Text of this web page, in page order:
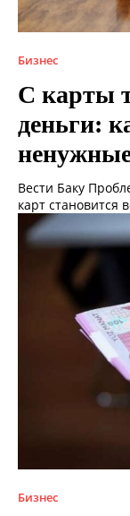
Бизнес
С карты
деньги:
Вести Баку
карт становится
Бизнес